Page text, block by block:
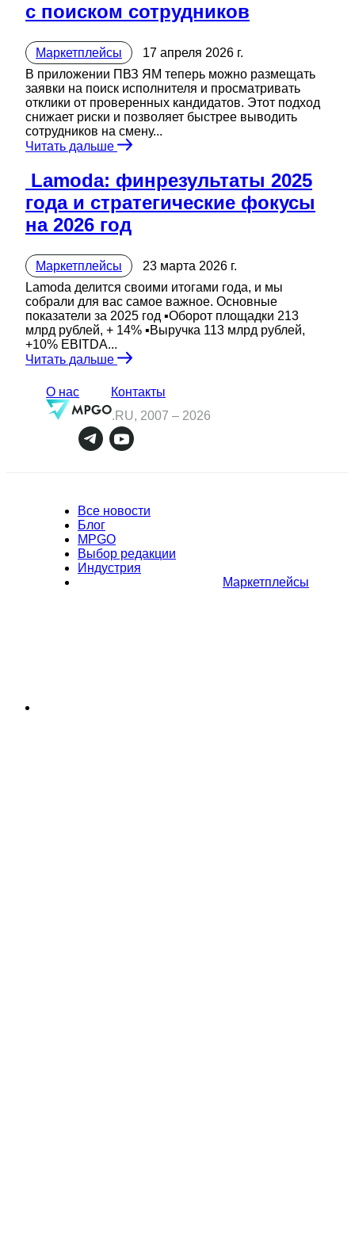
с поиском сотрудников
Маркетплейсы
17 апреля 2026 г.
В приложении ПВЗ ЯМ теперь можно размещать
заявки на поиск исполнителя и просматривать
отклики от проверенных кандидатов. Этот подход
снижает риски и позволяет быстрее выводить
сотрудников на смену...
Читать дальше
️ Lamoda: финрезультаты 2025
года и стратегические фокусы
на 2026 год
Маркетплейсы
23 марта 2026 г.
Lamoda делится своими итогами года, и мы
собрали для вас самое важное. Основные
показатели за 2025 год ▪️Оборот площадки 213
млрд рублей, + 14% ▪️Выручка 113 млрд рублей,
+10% EBITDA...
Читать дальше
О нас
Контакты
.RU, 2007 – 2026
Все новости
Блог
MPGO
Выбор редакции
Индустрия
Маркетплейсы